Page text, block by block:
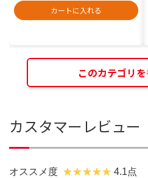
カートに入れる
このカテゴリ
カスタマーレビュー
オススメ度 4.1点